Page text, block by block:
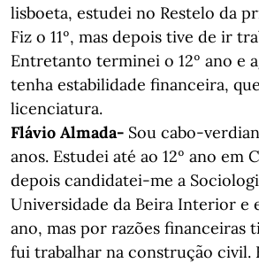
lisboeta, estudei no Restelo da
Fiz o 11º, mas depois tive de ir
Entretanto terminei o 12º ano e
tenha estabilidade financeira,
licenciatura.
Flávio Almada- Sou cabo-
anos. Estudei até ao 12º ano em
depois candidatei-me a
Universidade da Beira Interior e
ano, mas por razões financeiras
fui trabalhar na construção civil.